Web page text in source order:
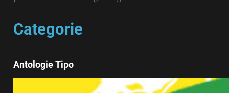
Categorie
Antologie Tipo